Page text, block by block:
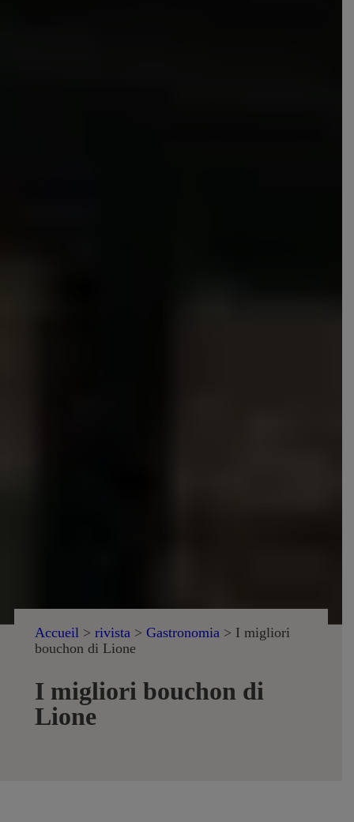
Accueil > rivista > Gastronomia > I migliori
bouchon di Lione
I migliori bouchon di
Lione